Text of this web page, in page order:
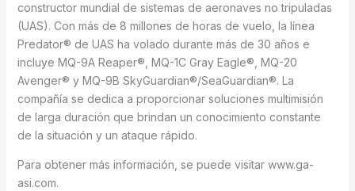
constructor mundial de sistemas de aeronaves no tripuladas
(UAS). Con más de 8 millones de horas de vuelo, la línea
Predator® de UAS ha volado durante más de 30 años e
incluye MQ-9A Reaper®, MQ-1C Gray Eagle®, MQ-20
Avenger® y MQ-9B SkyGuardian®/SeaGuardian®. La
compañía se dedica a proporcionar soluciones multimisión
de larga duración que brindan un conocimiento constante
de la situación y un ataque rápido.
Para obtener más información, se puede visitar www.ga-
asi.com.